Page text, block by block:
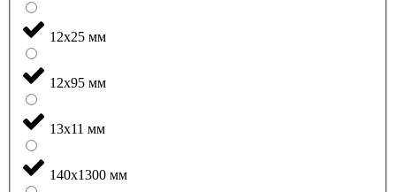
12x25 мм
12x95 мм
13x11 мм
140x1300 мм